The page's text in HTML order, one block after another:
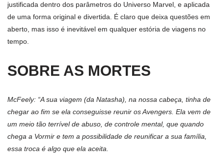
justificada dentro dos parâmetros do Universo Marvel, e aplicada
de uma forma original e divertida. É claro que deixa questões em
aberto, mas isso é inevitável em qualquer estória de viagens no
tempo.
SOBRE AS MORTES
McFeely: “A sua viagem (da Natasha), na nossa cabeça, tinha de
chegar ao fim se ela conseguisse reunir os Avengers. Ela vem de
um meio tão terrível de abuso, de controle mental, que quando
chega a Vormir e tem a possibilidade de reunificar a sua família,
essa troca é algo que ela aceita.